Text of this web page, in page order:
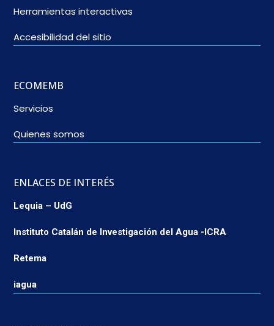
Herramientas interactivas
Accesibilidad del sitio
ECOMEMB
Servicios
Quienes somos
ENLACES DE INTERÉS
Lequia – UdG
Instituto Catalán de Investigación del Agua -ICRA
Retema
iagua